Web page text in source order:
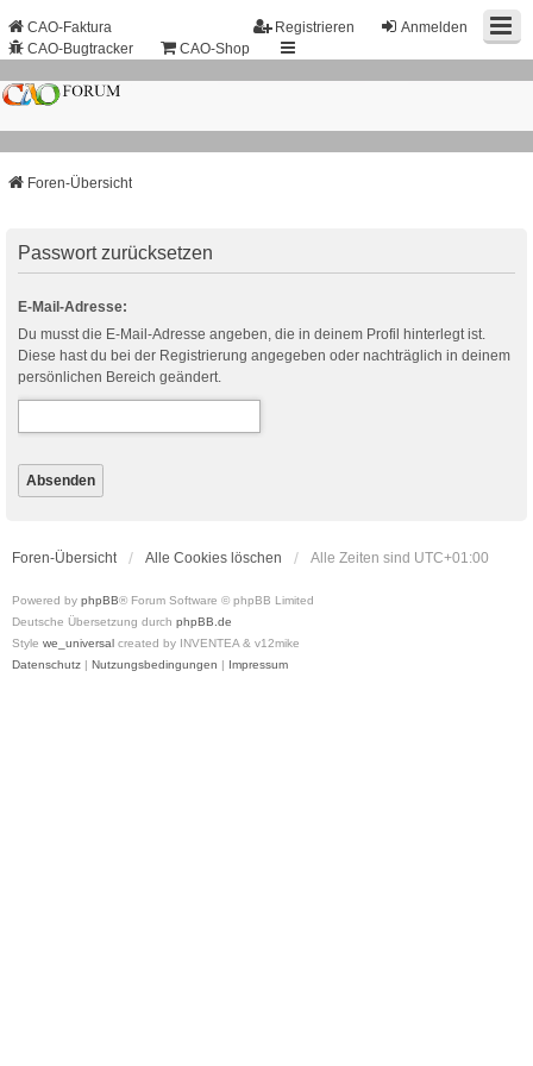
Anmelden
Registrieren
CAO-Faktura
CAO-Bugtracker
CAO-Shop
Foren-Übersicht
Passwort zurücksetzen
E-Mail-Adresse:
Du musst die E-Mail-Adresse angeben, die in deinem Profil hinterlegt ist.
Diese hast du bei der Registrierung angegeben oder nachträglich in deinem
persönlichen Bereich geändert.
Foren-Übersicht Alle Cookies löschen Alle Zeiten sind UTC+01:00
Powered by phpBB® Forum Software © phpBB Limited
Deutsche Übersetzung durch phpBB.de
Style we_universal created by INVENTEA & v12mike
Datenschutz | Nutzungsbedingungen | Impressum